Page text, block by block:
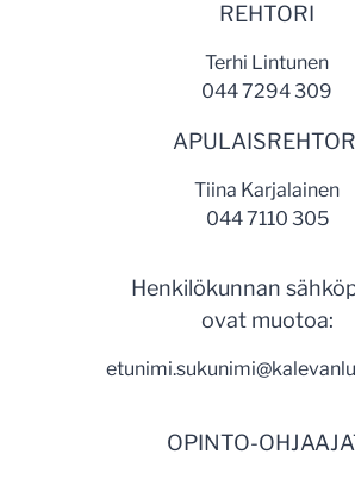
REHTORI
Terhi Lintunen
044 7294 309
Tiina Karjalainen
044 7110 305
Henkilökunnan
ovat muotoa:
OPINTO-